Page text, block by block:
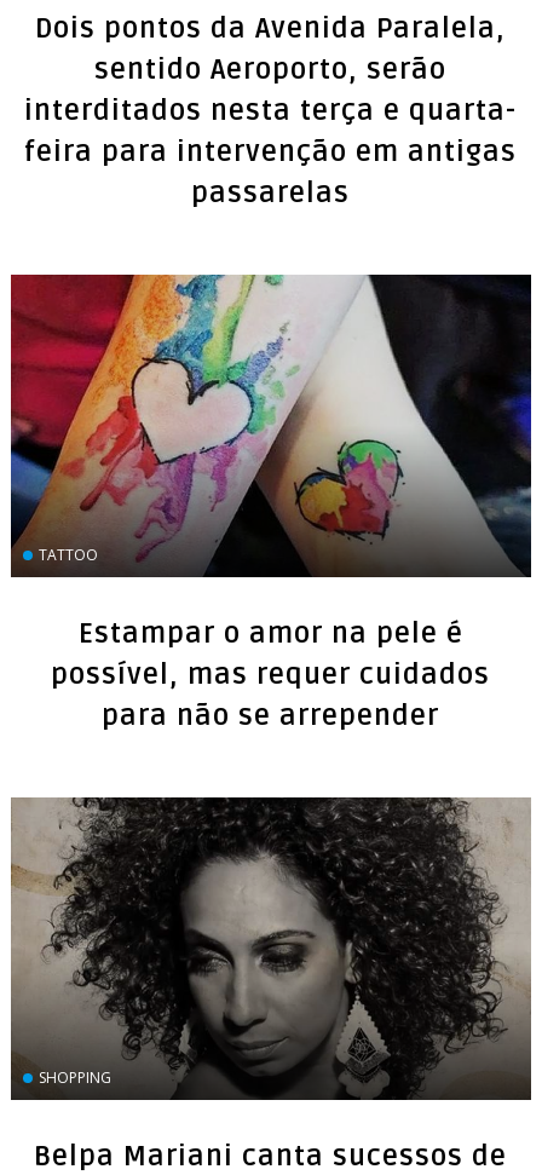
Dois pontos da Avenida Paralela,
sentido Aeroporto, serão
interditados nesta terça e quarta-
feira para intervenção em antigas
passarelas
TATTOO
Estampar o amor na pele é
possível, mas requer cuidados
para não se arrepender
SHOPPING
Belpa Mariani canta sucessos de